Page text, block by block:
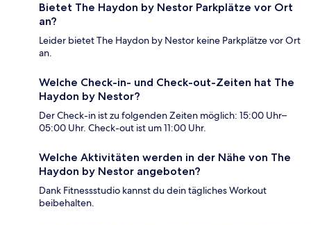
Bietet The Haydon by Nestor Parkplätze vor Ort
an?
Leider bietet The Haydon by Nestor keine Parkplätze vor Ort
an.
Welche Check-in- und Check-out-Zeiten hat The
Haydon by Nestor?
Der Check-in ist zu folgenden Zeiten möglich: 15:00 Uhr–
05:00 Uhr. Check-out ist um 11:00 Uhr.
Welche Aktivitäten werden in der Nähe von The
Haydon by Nestor angeboten?
Dank Fitnessstudio kannst du dein tägliches Workout
beibehalten.